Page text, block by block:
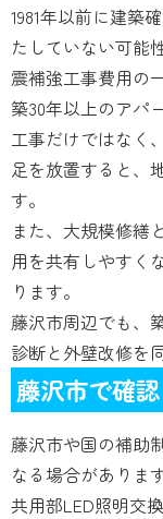
1981年以前に建築
たしていない可能
震補強工事費用の
築30年以上のアパ
工事だけではなく
足を放置すると、
す。
また、大規模修繕
用を共有しやすく
ります。
藤沢市周辺でも、
診断と外壁改修を
藤沢市で確
藤沢市や国の補助
なる場合があります
共用部LED照明交